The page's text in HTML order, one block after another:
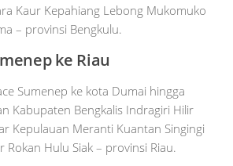
Kaur Kepahiang Lebong Mukomuko
– provinsi Bengkulu.
ke Riau
Sumenep ke kota Dumai hingga
Kabupaten Bengkalis Indragiri Hilir
Kepulauan Meranti Kuantan Singingi
Rokan Hulu Siak – provinsi Riau.